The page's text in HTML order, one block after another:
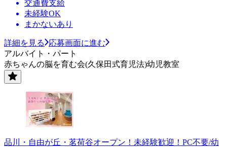
交通費支給
未経験OK
まかないあり
詳細を見る
応募画面に進む
アルバイト・パート
赤ちゃんの脳を育む会(久保田式育児法)幼児教室
品川・自由が丘・茗荷谷オープン！未経験歓迎！PC不要/幼